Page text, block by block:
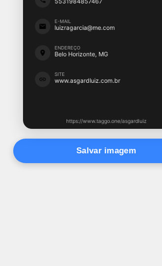
Salvar imagem